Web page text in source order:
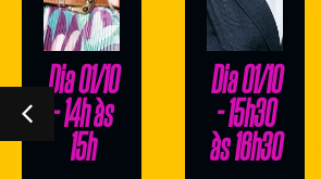
Dia 01/10
- 14h às
15h
Dia 01/10
- 15h30
às 16h30